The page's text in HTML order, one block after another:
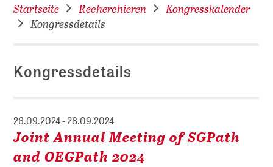
Startseite Recherchieren
Kongresskalender
Kongressdetails
Kongressdetails
26.09.2024 - 28.09.2024
Joint Annual Meeting of SGPath
and OEGPath 2024